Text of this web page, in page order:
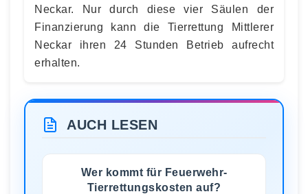
Neckar. Nur durch diese vier Säulen der
Finanzierung kann die Tierrettung Mittlerer
Neckar ihren 24 Stunden Betrieb aufrecht
erhalten.
AUCH LESEN
Wer kommt für Feuerwehr-
Tierrettungskosten auf?